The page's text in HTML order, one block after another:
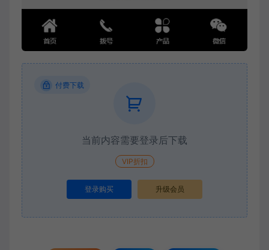
付费下载
当前内容需要登录后下载
VIP折扣
登录购买 升级会员